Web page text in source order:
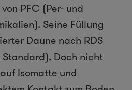
PFC (Per- und
Seine Füllung
Daune nach RDS
Standard). Doch nicht
Isomatte und